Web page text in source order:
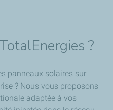
?
panneaux solaires sur
? Nous vous proposons
adaptée à vos